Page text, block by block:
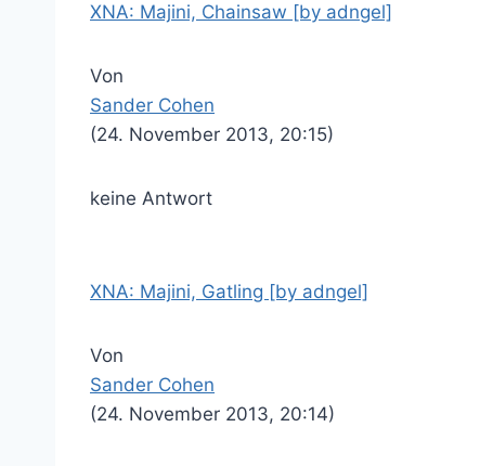
XNA: Majini, Chainsaw [by adngel]
Von
Sander Cohen
(24. November 2013, 20:15)
keine Antwort
XNA: Majini, Gatling [by adngel]
Von
Sander Cohen
(24. November 2013, 20:14)